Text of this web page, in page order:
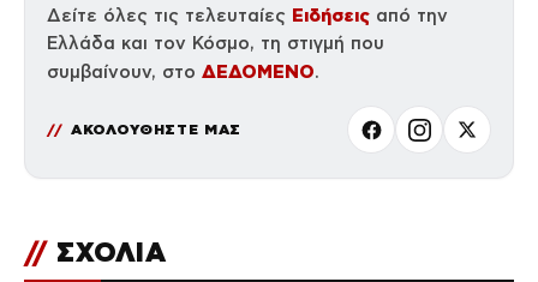
Δείτε όλες τις τελευταίες Ειδήσεις από την
Ελλάδα και τον Κόσμο, τη στιγμή που
συμβαίνουν, στο ΔΕΔΟΜΕΝΟ.
ΑΚΟΛΟΥΘΗΣΤΕ ΜΑΣ
// ΣΧΟΛΙΑ